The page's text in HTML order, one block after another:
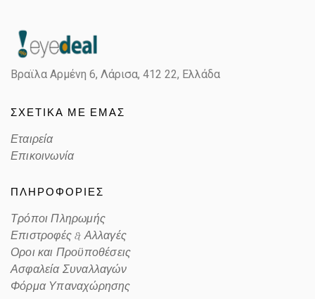
Color
Lens Color POLARIZED GRAY
Color code
Βραϊλα Αρμένη 6, Λάρισα, 412 22, Ελλάδα
ΣΧΕΤΙΚΑ ΜΕ ΕΜΑΣ
Εταιρεία
Επικοινωνία
ΠΛΗΡΟΦΟΡΙΕΣ
Τρόποι Πληρωμής
Επιστροφές & Αλλαγές
Οροι και Προϋποθέσεις
Ασφαλεία Συναλλαγών
Φόρμα Υπαναχώρησης